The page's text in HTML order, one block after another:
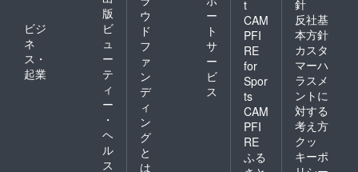
版
ビジ
ネ
ス・
起業
ビ
ュ
ー
テ
ィ
ー
・
ヘ
ル
ス
ウ
ド
フ
ァ
ン
デ
ィ
ン
グ
と
は
ー
ト
サ
ー
ビ
ス
t
CAM
PFI
RE
for
Spor
ts
CAM
PFI
RE
ふる
針
反社基
本方針
カスタ
マーハ
ラスメ
ントに
対する
考え方
クッ
キーポ